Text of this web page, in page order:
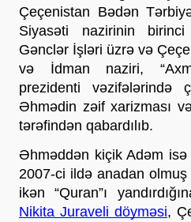
Çeçenistan Bədən
Siyasəti nazirinin
Gənclər İşləri üzrə və
və İdman naziri,
prezidenti vəzifələrində
Əhmədin zəif xarizması
tərəfindən qabardılıb.
Əhməddən kiçik Adəm isə
2007-ci ildə anadan
Nikita Juraveli döyməsi,